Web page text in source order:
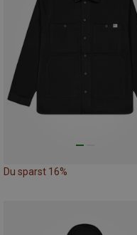
Du sparst 16%